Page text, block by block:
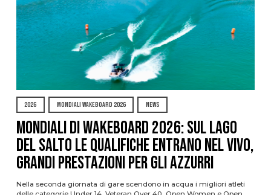
2026 MONDIALI WAKEBOARD 2026 NEWS
Mondiali di Wakeboard 2026: sul Lago
del Salto le qualifiche entrano nel vivo,
grandi prestazioni per gli azzurri
Nella seconda giornata di gare scendono in acqua i migliori atleti